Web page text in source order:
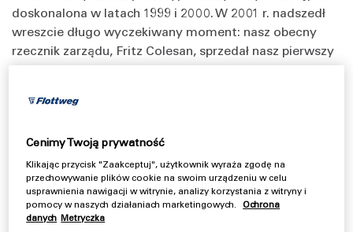
doskonalona w latach 1999 i 2000. W 2001 r. nadszedł
wreszcie długo wyczekiwany moment: nasz obecny
rzecznik zarządu, Fritz Colesan, sprzedał nasz pierwszy
separator zakładowi winiarskiemu. Urządzenie pracuje
stawiałeś tu pierwsze kroki?
Christoph:
Znacząco rozszerzyła się oferta produktowa.
Zaczynaliśmy od modelu AC2500. Kolejny był model
Cenimy Twoją prywatność
Klikając przycisk "Zaakceptuj", użytkownik wyraża zgodę na
przechowywanie plików cookie na swoim urządzeniu w celu
usprawnienia nawigacji w witrynie, analizy korzystania z witryny i
pomocy w naszych działaniach marketingowych.
Ochrona
danych Metryczka